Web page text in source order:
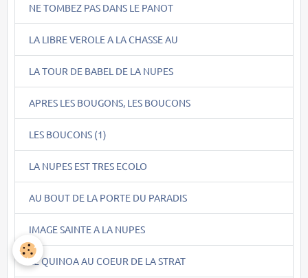
NE TOMBEZ PAS DANS LE PANOT
LA LIBRE VEROLE A LA CHASSE AU
LA TOUR DE BABEL DE LA NUPES
APRES LES BOUGONS, LES BOUCONS
LES BOUCONS (1)
LA NUPES EST TRES ECOLO
AU BOUT DE LA PORTE DU PARADIS
IMAGE SAINTE A LA NUPES
LE QUINOA AU COEUR DE LA STRAT